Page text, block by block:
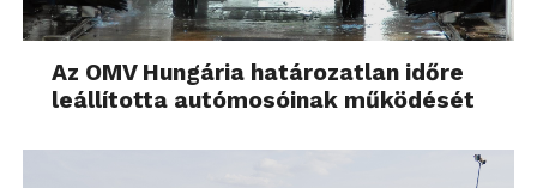
Az OMV Hungária határozatlan időre
leállította autómosóinak működését